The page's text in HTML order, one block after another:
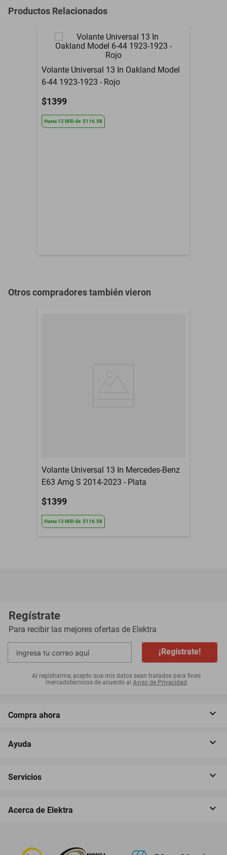
Marca
Contenido del Empaque
5 Plazas Cubreasientos
Garantía con Proveedor
3 Meses
Productos Relacionados
Volante Universal 13 In Oakland Model
6-44 1923-1923 - Rojo
$1399
Hasta12 MSIde $116.58
Otros compradores también vieron
Volante Universal 13 In Mercedes-Benz
E63 Amg S 2014-2023 - Plata
$1399
Hasta12 MSIde $116.58
Regístrate
Para recibir las mejores ofertas de Elektra
¡Regístrate!
Al registrarme, acepto que mis datos sean tratados para fines
mercadotécnicos de acuerdo al Aviso de Privacidad
Compra ahora
Ayuda
Servicios
Acerca de Elektra